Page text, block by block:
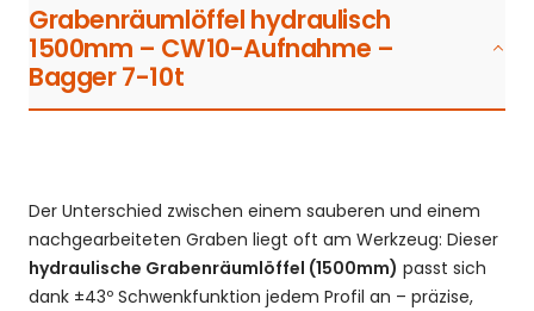
Grabenräumlöffel hydraulisch
1500mm – CW10-Aufnahme –
Bagger 7-10t
Der Unterschied zwischen einem sauberen und einem
nachgearbeiteten Graben liegt oft am Werkzeug: Dieser
hydraulische Grabenräumlöffel (1500mm) passt sich
dank ±43º Schwenkfunktion jedem Profil an – präzise,